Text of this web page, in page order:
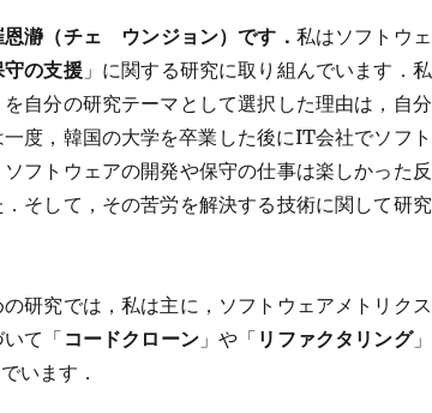
恩瀞（チェ ウンジョン）です． 私はソフトウェ
の支援」に関する研究に取り組んでいます．私
自分の研究テーマとして選択した理由は，自分
度，韓国の大学を卒業した後にIT会社でソフト
フトウェアの開発や保守の仕事は楽しかった反
そして，その苦労を解決する技術に関して研究
研究では，私は主に，ソフトウェアメトリクス
て「コードクローン」や「 リファクタリング」
います．